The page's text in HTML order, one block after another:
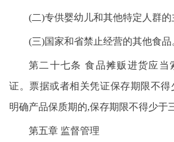
(二)专供婴幼儿和其他特定人群的
(三)国家和省禁止经营的其他食品
第二十七条 食品摊贩进货应当
证。票据或者相关凭证保存期限不
明确产品保质期的,保存期限不得少于
第五章 监督管理